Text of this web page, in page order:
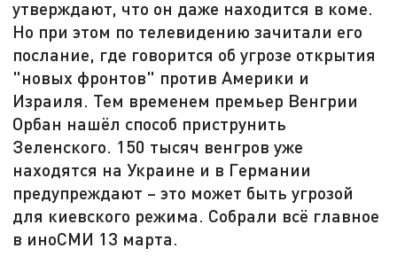
утверждают, что он даже находится в коме.
Но при этом по телевидению зачитали его
послание, где говорится об угрозе открытия
"новых фронтов" против Америки и
Израиля. Тем временем премьер Венгрии
Орбан нашёл способ приструнить
Зеленского. 150 тысяч венгров уже
находятся на Украине и в Германии
предупреждают – это может быть угрозой
для киевского режима. Собрали всё главное
в иноСМИ 13 марта.